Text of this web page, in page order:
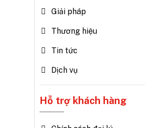
Giải pháp
Thương hiệu
Tin tức
Dịch vụ
Hỗ trợ khách hàng